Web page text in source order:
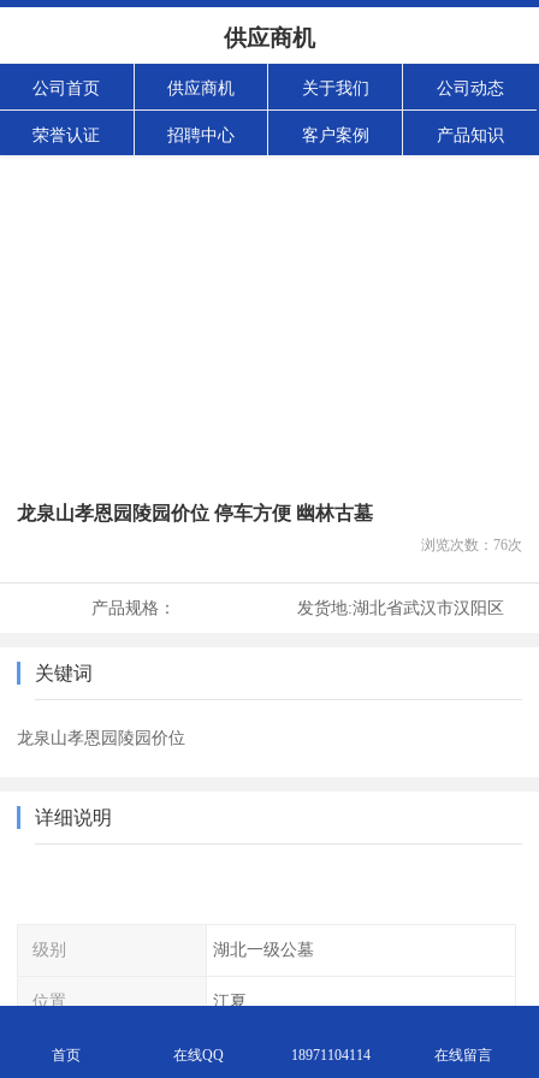
供应商机
公司首页 供应商机 关于我们 公司动态
荣誉认证 招聘中心 客户案例 产品知识
龙泉山孝恩园陵园价位 停车方便 幽林古墓
浏览次数： 76次
产品规格： 发货地:湖北省武汉市汉阳区
关键词
龙泉山孝恩园陵园价位
详细说明
级别 湖北一级公墓
位置 江夏
交通 906公交
首页 在线QQ 18971104114 在线留言